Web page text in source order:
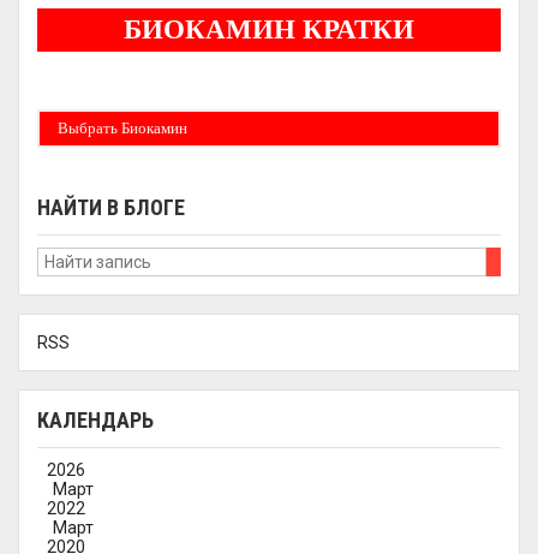
БИОКАМИН КРАТКИ
Выбрать Биокамин
НАЙТИ В БЛОГЕ
RSS
КАЛЕНДАРЬ
2026
Март
2022
Март
2020